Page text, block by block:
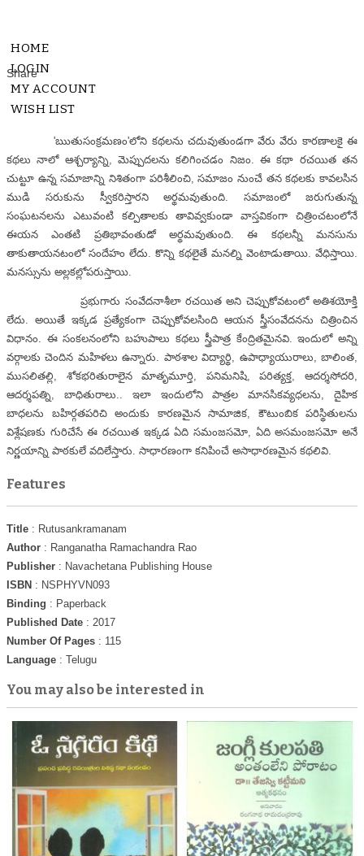
HOME
LOGIN
MY ACCOUNT
WISH LIST
Description
'ఋతుసంక్రమణం'లోని కథలను చదువుతుండగా వేరు వేరు కారణాలకై ఈ
కథలు నాలో ఆశ్చర్యాన్ని, మెప్పుదలను కలిగించడం నిజం. ఈ కథా రచయిత తన
చుట్టూ ఉన్న సమాజాన్ని నిశితంగా పరిశీలించి, సమాజం నుంచే తన కథలకు కావలసిన
ముడి సరుకును స్వీకరిస్తారని అర్థమవుతుంది. సమాజంలో జరుగుతున్న
సంఘటనలను ఎటువంటి కల్పితాలకు తావివ్వకుండా వాస్తవికంగా చిత్రించటంలోనే
ఈయన ఎంతటి ప్రతిభావంతుడో అర్థమవుతుంది. ఈ కథలన్నీ మనసును
తాకుతాయనటంలో సందేహం లేదు. కొన్ని కథలైతే మనల్ని వెంటాడుతాయి. వేధిస్తాయి.
మనస్సును అల్లకల్లోపరుస్తాయి.
ప్రభుగారు సంవేదనాశీలా రచయిత అని చెప్పుకోవటంలో అతిశయోక్తి
లేదు. అయితే ఇక్కడ ప్రత్యేకంగా చెప్పుకోవలసింది ఆయన స్త్రీసంవేదనను చిత్రించిన
విధానం. ఈ సంకలనంలోని బహుపాలు కథలు స్త్రీపాత్ర కేంద్రితమైనవి. ఇందులో అన్ని
వర్గాలకు చెందిన మహిళలు ఉన్నారు. పాఠశాల విద్యార్థి, ఉపాధ్యాయురాలు, బాలింత,
ముసలితల్లి, శోకభరితురాలైన మాతృమూర్తి, పనిమనిషి, పరిత్యక్త, ఆదర్శసోదరి,
ఆదర్శపత్ని, బాధితురాలు.. ఇలా ఇందులోని పాత్రల మానసికవ్యధలను, దైహిక
బాధలను బహిర్గతపరిచి అందుకు కారణమైన సామాజిక, కౌటుంబిక పరిస్థితులను
విశ్లేషణకు గురిచేసే ఈ రచయిత ఇక్కడ ఏది సమంజసమో, ఏది అసమంజసమో అనే
నిర్ణయాన్ని పాఠకులే వదిలేస్తారు. సాధారణంగా కనిపించే అసాధారణమైన కథలివి.
Features
Title : Rutusankramanam
Author : Ranganatha Ramachandra Rao
Publisher : Navachetana Publishing House
ISBN : NSPHYVN093
Binding : Paperback
Published Date : 2017
Number Of Pages : 115
Language : Telugu
You may also be interested in